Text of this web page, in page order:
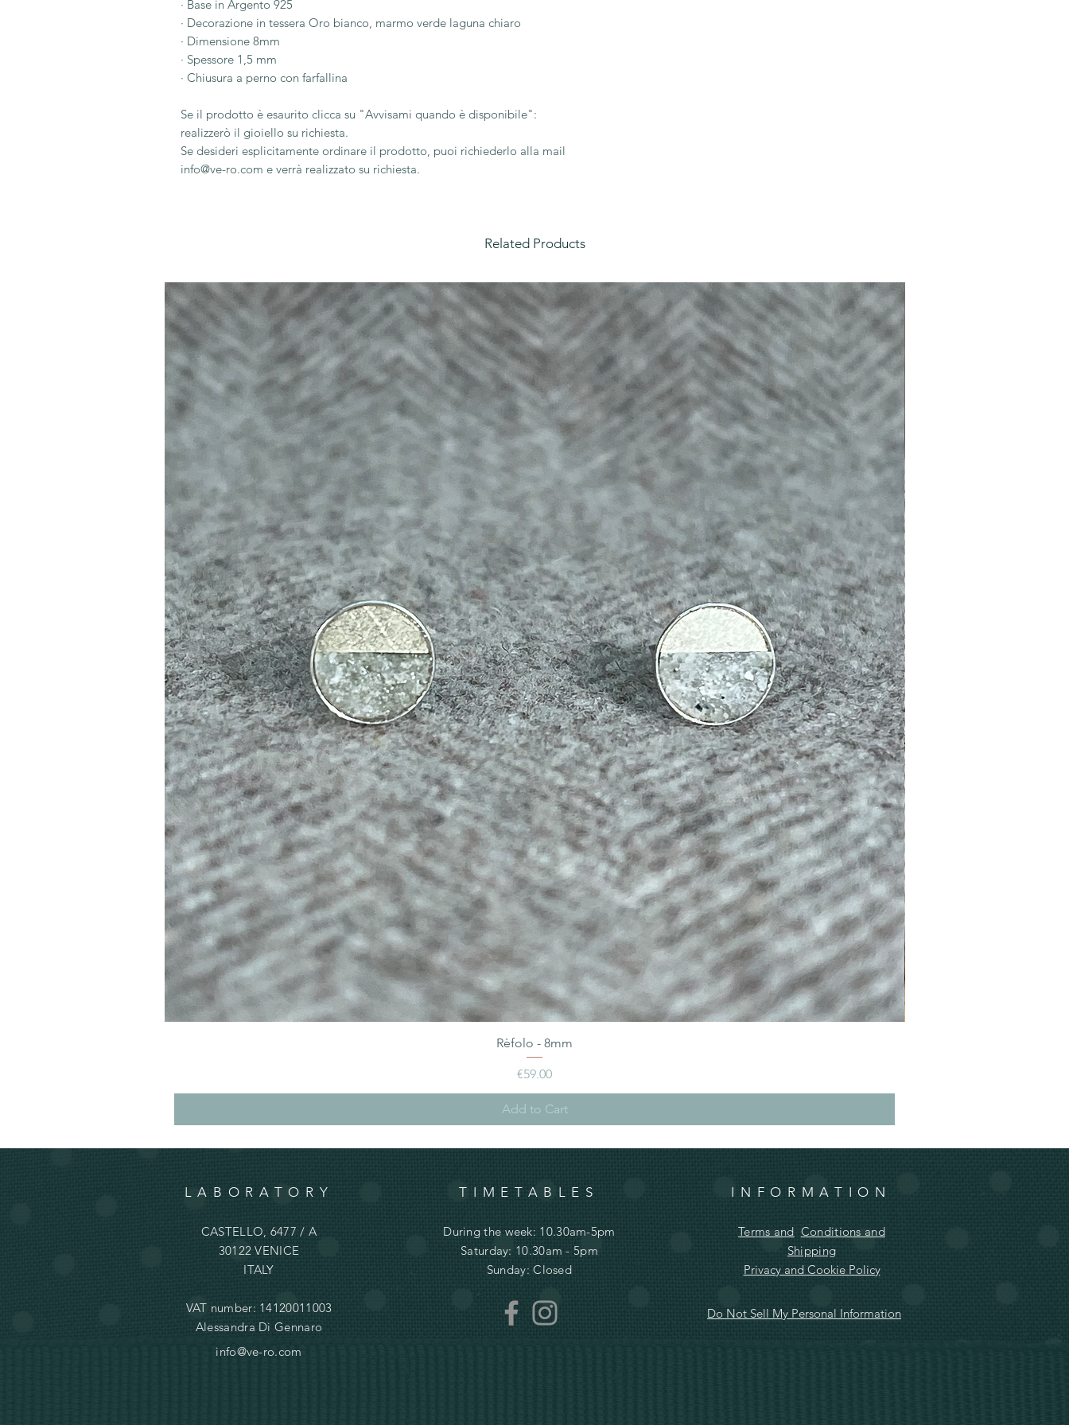
· Base in Argento 925
· Decorazione in tessera Oro bianco, marmo verde laguna chiaro
· Dimensione 8mm
· Spessore 1,5 mm
· Chiusura a perno con farfallina
Se il prodotto è esaurito clicca su "Avvisami quando è disponibile":
realizzerò il gioiello su richiesta.
Se desideri esplicitamente ordinare il prodotto, puoi richiederlo alla mail
info@ve-ro.com e verrà realizzato su richiesta.
Related Products
Rèfolo - 8mm
Price
€59.00
Add to Cart
LABORATORY
CASTELLO, 6477 / A
30122 VENICE
ITALY
VAT number: 14120011003
Alessandra Di Gennaro
TIMETABLES
During the week: 10.30am-5pm
Saturday: 10.30am - 5pm
Sunday: Closed
INFORMATION
Terms and Conditions and
Shipping
Privacy and Cookie Policy
info@ve-ro.com
Do Not Sell My Personal Information